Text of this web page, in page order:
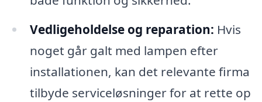
Vedligeholdelse og reparation: Hvis
noget går galt med lampen efter
installationen, kan det relevante firma
tilbyde serviceløsninger for at rette op